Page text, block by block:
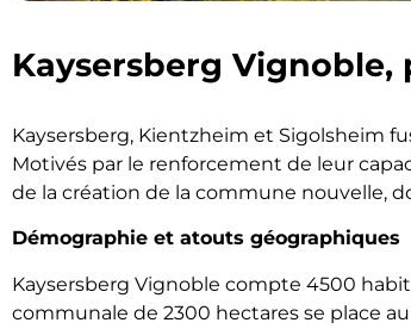
Kaysersberg
Kaysersberg, Kientzheim et Sigolsheim
Motivés par le renforcement de leur
de la création de la commune nouvelle,
Démographie et atouts géographiques
Kaysersberg Vignoble compte 4500
communale de 2300 hectares se place